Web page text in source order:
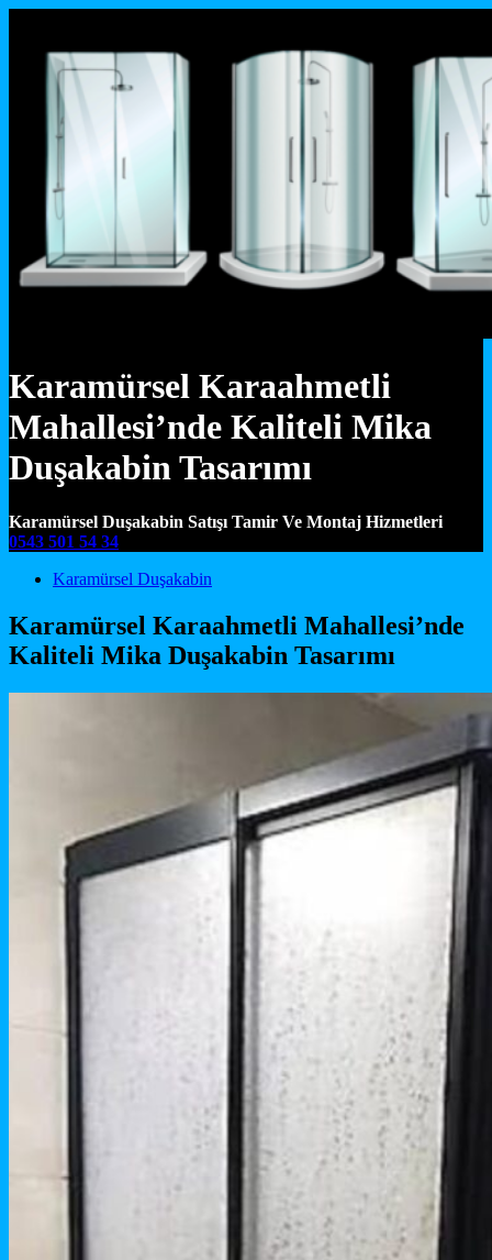
Karamürsel Karaahmetli
Mahallesi’nde Kaliteli Mika
Duşakabin Tasarımı
Karamürsel Duşakabin Satışı Tamir Ve Montaj Hizmetleri
0543 501 54 34
Main Navigation
Karamürsel Duşakabin
Karamürsel Karaahmetli Mahallesi’nde
Kaliteli Mika Duşakabin Tasarımı